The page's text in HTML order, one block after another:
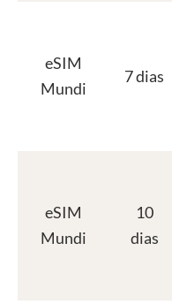
eSIM
Mundi
7 dias
eSIM
Mundi
10
dias